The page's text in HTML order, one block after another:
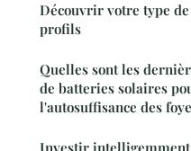
Découvrir votre type
profils
Quelles sont les
de batteries solaires
l'autosuffisance des